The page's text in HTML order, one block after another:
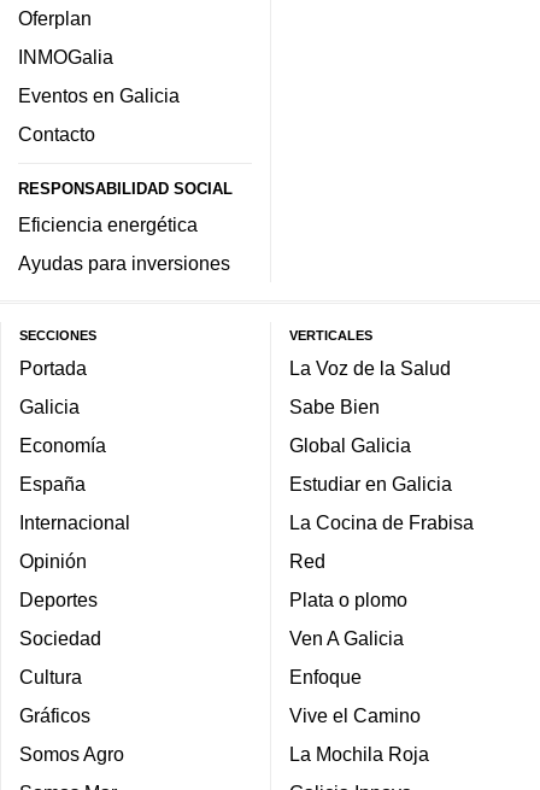
Oferplan
INMOGalia
Eventos en Galicia
Contacto
RESPONSABILIDAD SOCIAL
Eficiencia energética
Ayudas para inversiones
SECCIONES
Portada
Galicia
Economía
España
Internacional
Opinión
Deportes
Sociedad
Cultura
Gráficos
Somos Agro
VERTICALES
La Voz de la Salud
Sabe Bien
Global Galicia
Estudiar en Galicia
La Cocina de Frabisa
Red
Plata o plomo
Ven A Galicia
Enfoque
Vive el Camino
La Mochila Roja